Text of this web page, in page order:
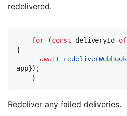
redelivered.
for (const deliveryId of
{
await
redeliverWebhook
app});
    }
Redeliver any failed deliveries.